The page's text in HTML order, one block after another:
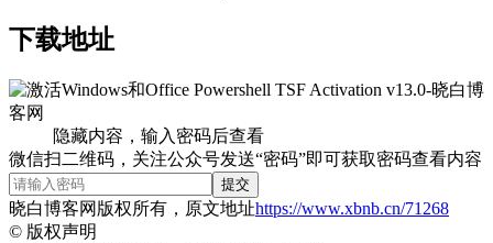
下载地址
隐藏内容，输入密码后查看
微信扫二维码，关注公众号发送“密码”即可获取密码查看内容
提交
晓白博客网版权所有，原文地址https://www.xbnb.cn/71268
© 版权声明